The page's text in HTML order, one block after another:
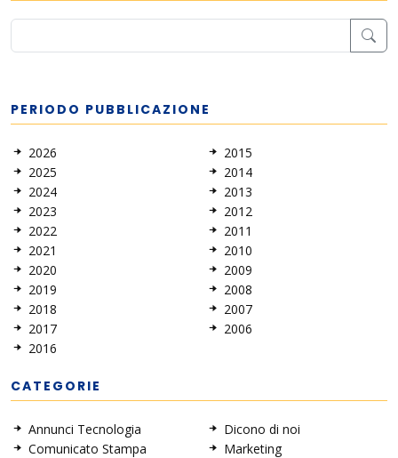
PERIODO PUBBLICAZIONE
2026
2025
2024
2023
2022
2021
2020
2019
2018
2017
2016
2015
2014
2013
2012
2011
2010
2009
2008
2007
2006
CATEGORIE
Annunci Tecnologia
Comunicato Stampa
Dicono di noi
Marketing